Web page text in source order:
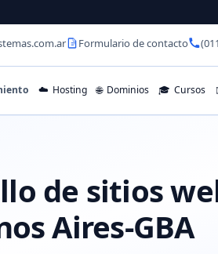
Formulario de contacto
☁️ Hosting 🌐 Dominios 🎓 Cursos
de sitios
Aires-GBA